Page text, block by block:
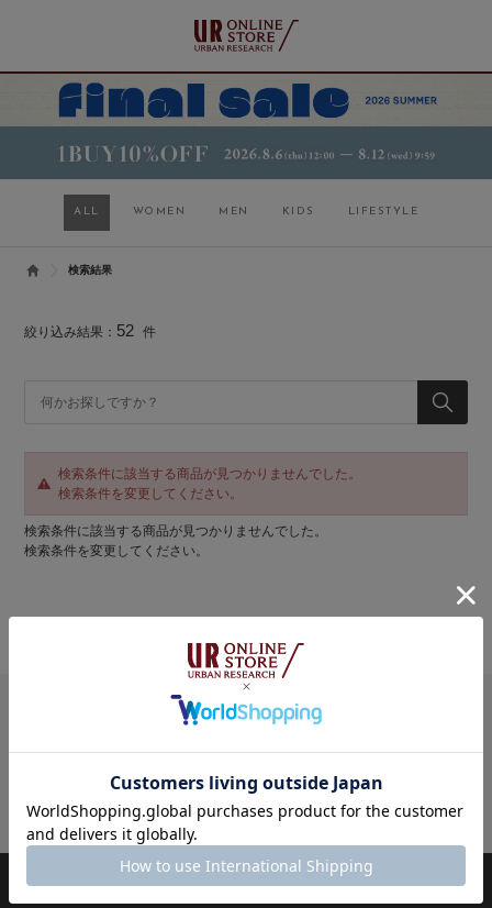
ALL WOMEN MEN KIDS LIFESTYLE
検索結果
絞り込み結果： 52 件
検索条件に該当する商品が見つかりませんでした。
検索条件を変更してください。
検索条件に該当する商品が見つかりませんでした。
検索条件を変更してください。